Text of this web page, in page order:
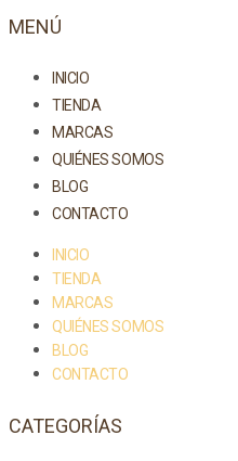
MENÚ
INICIO
TIENDA
MARCAS
QUIÉNES SOMOS
BLOG
CONTACTO
INICIO
TIENDA
MARCAS
QUIÉNES SOMOS
BLOG
CONTACTO
CATEGORÍAS